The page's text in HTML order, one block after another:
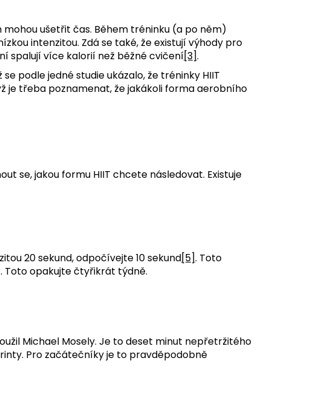
ušetřit čas. Během tréninku (a po něm)
intenzitou. Zdá se také, že existují výhody pro
spalují více kalorií než běžné cvičení[3].
podle jedné studie ukázalo, že tréninky HIIT
je třeba poznamenat, že jakákoli forma aerobního
se, jakou formu HIIT chcete následovat. Existuje
20 sekund, odpočívejte 10 sekund[5]. Toto
Toto opakujte čtyřikrát týdně.
Michael Mosely. Je to deset minut nepřetržitého
Pro začátečníky je to pravděpodobně